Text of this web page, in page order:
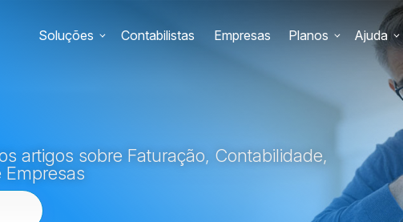
Soluções Contabilistas Empresas Planos Ajuda
artigos sobre Faturação, Contabilidade,
Empresas